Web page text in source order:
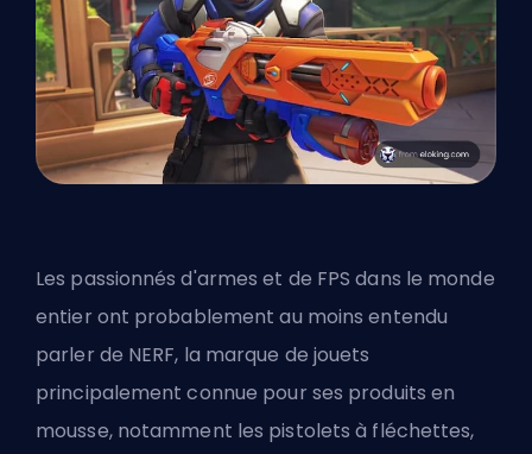
Les passionnés d'armes et de FPS dans le monde
entier ont probablement au moins entendu
parler de NERF, la marque de jouets
principalement connue pour ses produits en
mousse, notamment les pistolets à fléchettes,